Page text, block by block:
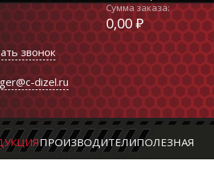
звонок
dizel.ru
Сумма заказа:
0,00 ₽
ПРОИЗВОДИТЕЛИПОЛЕЗНАЯ